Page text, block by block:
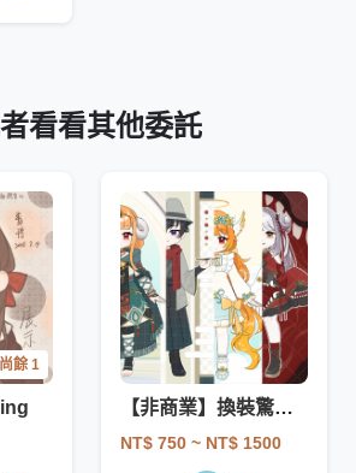
看看其他委託
尚餘 1
【非商業】換裝驚喜包
NT$ 750 ~ NT$ 1500